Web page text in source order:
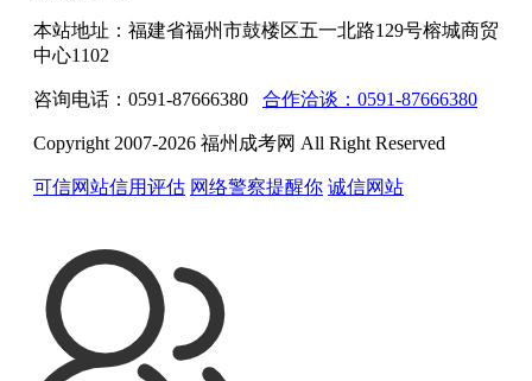
本站地址：福建省福州市鼓楼区五一北路129号榕城商贸
中心1102
咨询电话：0591-87666380 合作洽谈：0591-87666380
Copyright 2007-2026 福州成考网 All Right Reserved
可信网站信用评估 网络警察提醒你 诚信网站